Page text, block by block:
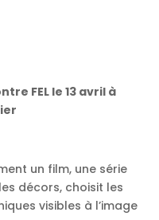
FEL le 13 avril à
un film, une série
décors, choisit les
visibles à l’image